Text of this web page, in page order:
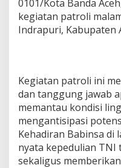
y
a
t
a
K
e
a
m
a
n
a
0101/Kota Banda
kegiatan patroli
Indrapuri, Kabupaten
Kegiatan patroli ini
dan tanggung jawab
memantau kondisi
mengantisipasi
Kehadiran Babinsa di
nyata kepedulian TNI
sekaligus